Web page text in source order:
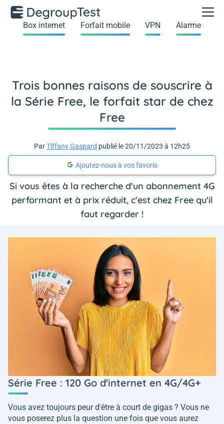
Box internet Forfait mobile VPN Alarme
Trois bonnes raisons de souscrire à
la Série Free, le forfait star de chez
Free
ParTiffany Gaspard publié le 20/11/2023 à 12h25
Ajoutez-nous à vos favoris
Si vous êtes à la recherche d'un abonnement 4G
performant et à prix réduit, c'est chez Free qu'il
faut regarder !
Série Free : 120 Go d'internet en 4G/4G+
Vous avez toujours peur d'être à court de gigas ? Vous ne
vous poserez plus la question une fois que vous aurez